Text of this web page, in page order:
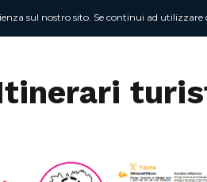
sul nostro sito. Se continui ad